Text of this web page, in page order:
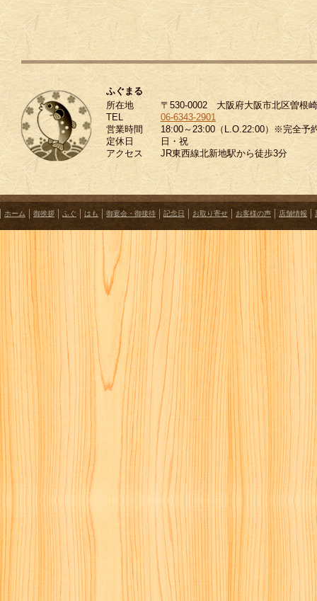
ふぐまる
所在地
〒530-0002 大阪府大阪市北区曽根
TEL
06-6343-2901
営業時間
18:00～23:00（L.O.22:00）※完全予
定休日
日・祝
アクセス
JR東西線北新地駅から徒歩3分
ホーム 御挨拶 ふぐ はも 御宴会・御接待 記念日 お取り寄せ お客様の声 店舗情報